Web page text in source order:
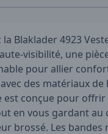
la Blaklader 4923
visibilité, une
pour allier
des matériaux
est conçue pour offrir
en vous gardant au
brossé. Les bandes